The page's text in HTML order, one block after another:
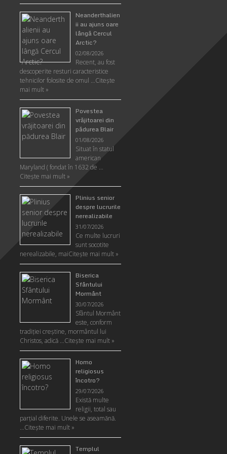
Neanderthalien
ii au ajuns oare
lângă Cercul
Arctic?
02/08/2026
Recent, au fost
descoperite resturi caracteristice
tehnicilor folosite de omul …Citeşte
mai mult »
Povestea
vrăjitoarei din
pădurea Blair
01/08/2026
Situat în statul
american
Maryland ( fondat în 1632 de …
Citeşte mai mult »
Plinius senior
despre lucrurile
nerealizabile
31/07/2026
Ce multe lucruri
sunt socotite
nerealizabile, maiCiteşte mai mult »
Biserica
Sfântului
Mormânt
30/07/2026
Sfântul Mormânt
este, conform
tradiţiei creştine, mormântul lui
Christos, adică …Citeşte mai mult »
Homo
religiosus
încotro?
29/07/2026
Există multe
religii, total sau
parţial diferite. Unele se aseamănă.
…Citeşte mai mult »
Templul